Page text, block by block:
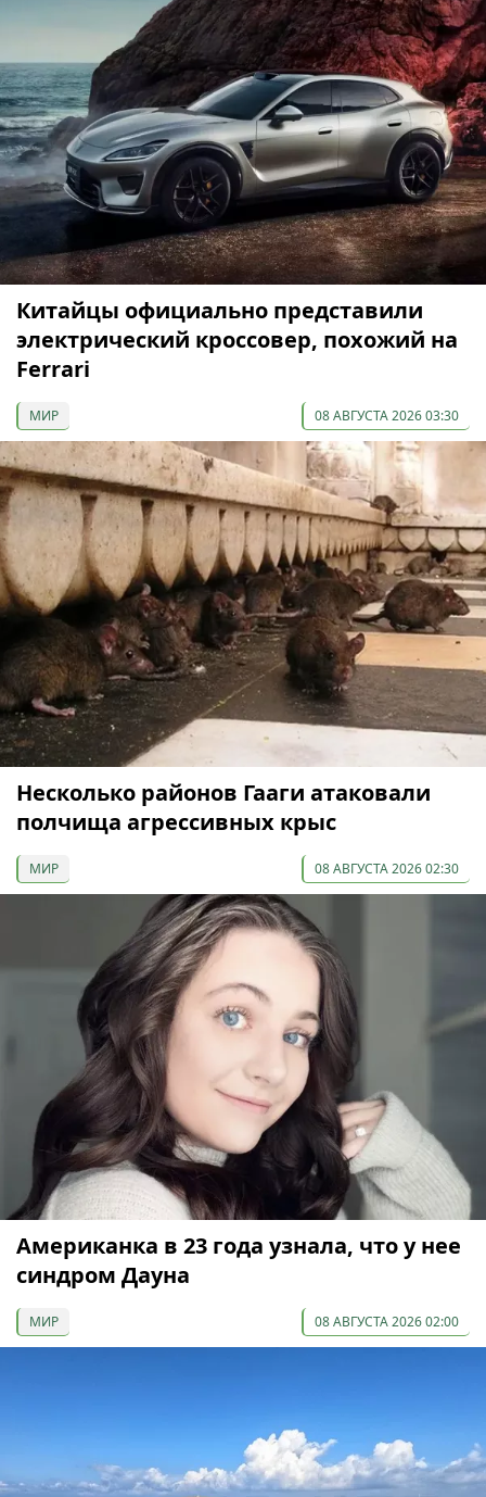
Китайцы официально представили
электрический кроссовер, похожий на
Ferrari
МИР 08 АВГУСТА 2026 03:30
Несколько районов Гааги атаковали
полчища агрессивных крыс
МИР 08 АВГУСТА 2026 02:30
Американка в 23 года узнала, что у нее
синдром Дауна
МИР 08 АВГУСТА 2026 02:00